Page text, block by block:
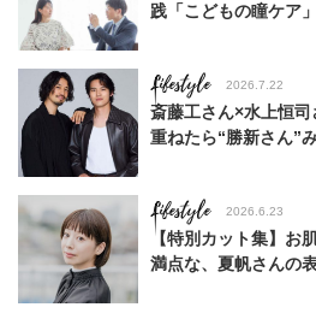
践「こどもの瞳ケア」
Lifestyle 2026.7.22
斎藤工さん×水上恒
重ねたら“勝新さん”
Lifestyle 2026.6.23
【特別カット集】お
満点な、夏帆さんの